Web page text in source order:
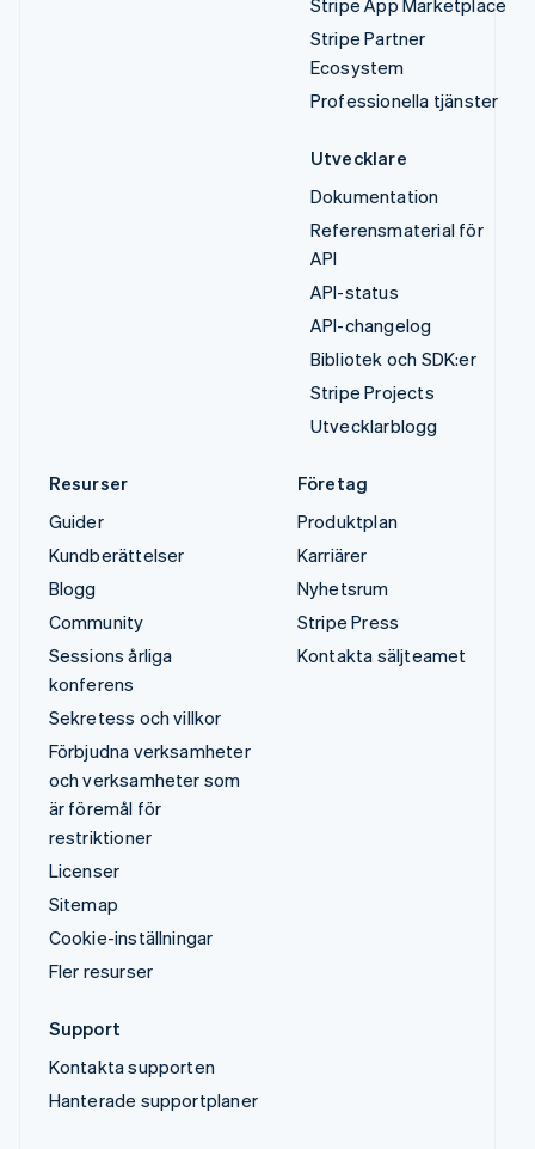
Stripe App Marketplace
Stripe Partner
Ecosystem
Professionella tjänster
Utvecklare
Dokumentation
Referensmaterial för
API
API-status
API-changelog
Bibliotek och SDK:er
Stripe Projects
Utvecklarblogg
Resurser
Guider
Kundberättelser
Blogg
Community
Sessions årliga
konferens
Sekretess och villkor
Förbjudna verksamheter
och verksamheter som
är föremål för
restriktioner
Licenser
Sitemap
Cookie-inställningar
Fler resurser
Företag
Produktplan
Karriärer
Nyhetsrum
Stripe Press
Kontakta säljteamet
Support
Kontakta supporten
Hanterade supportplaner